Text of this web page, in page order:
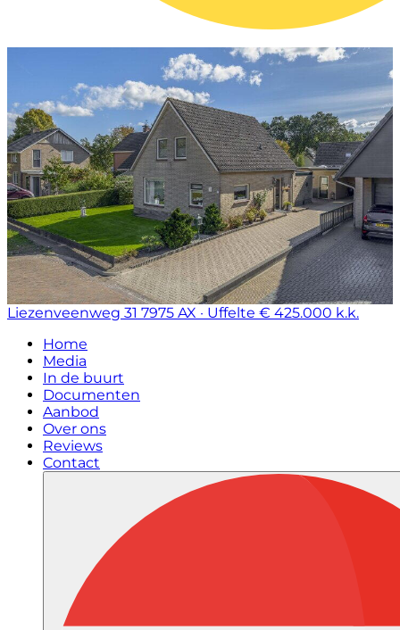
Liezenveenweg 31 7975 AX · Uffelte € 425.000 k.k.
Home
Media
In de buurt
Documenten
Aanbod
Over ons
Reviews
Contact